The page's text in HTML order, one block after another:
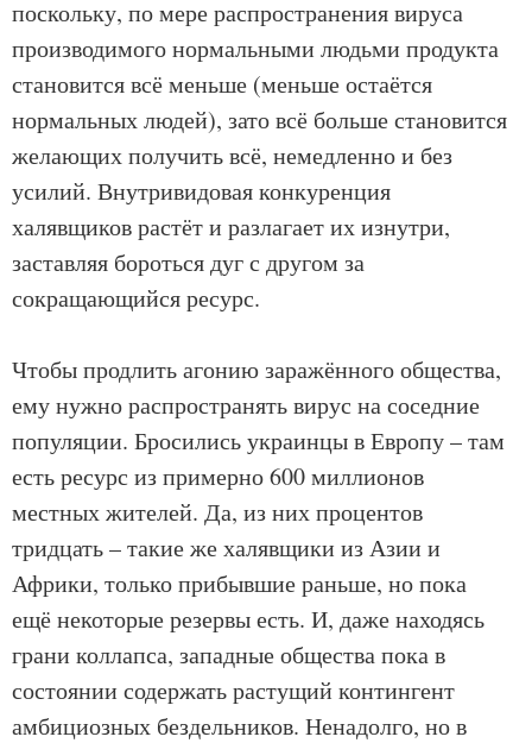
поскольку, по мере распространения вируса
производимого нормальными людьми продукта
становится всё меньше (меньше остаётся
нормальных людей), зато всё больше становится
желающих получить всё, немедленно и без
усилий. Внутривидовая конкуренция
халявщиков растёт и разлагает их изнутри,
заставляя бороться дуг с другом за
сокращающийся ресурс.
Чтобы продлить агонию заражённого общества,
ему нужно распространять вирус на соседние
популяции. Бросились украинцы в Европу – там
есть ресурс из примерно 600 миллионов
местных жителей. Да, из них процентов
тридцать – такие же халявщики из Азии и
Африки, только прибывшие раньше, но пока
ещё некоторые резервы есть. И, даже находясь
грани коллапса, западные общества пока в
состоянии содержать растущий контингент
амбициозных бездельников. Ненадолго, но в